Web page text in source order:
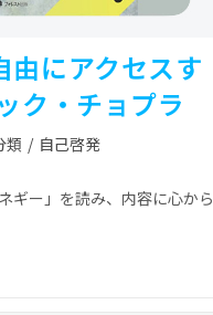
由にアクセスす
ク・チョプラ
類 / 自己啓発
ギー」を読み、内容に心から